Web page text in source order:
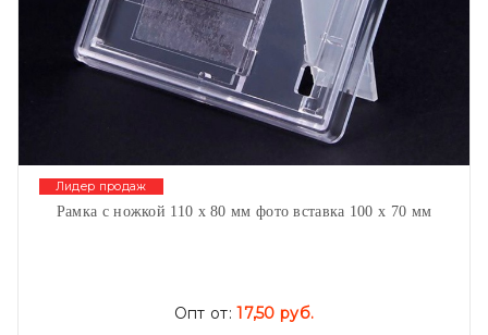
Лидер продаж
Рамка с ножкой 110 х 80 мм фото вставка 100 х 70 мм
Опт от:17,50 руб.